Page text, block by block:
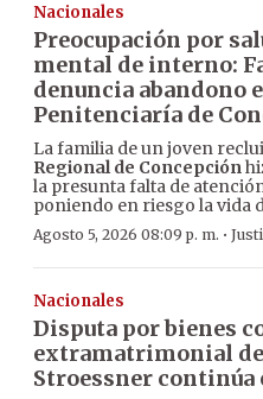
Nacionales
Preocupación por
mental de interno:
denuncia abandono
Penitenciaría de
La familia de un joven
Regional de Concepción
la presunta falta de
poniendo en riesgo la vida
Agosto 5, 2026 08:09 p. m. ·
Nacionales
Disputa por bienes
extramatrimonial de
Stroessner continúa